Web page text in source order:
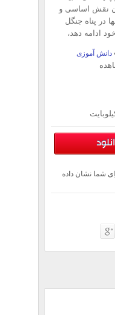
نقش اساسی و
در پناه جنگل
ادامه دهد،
دانش آموزی
شما نشان داده